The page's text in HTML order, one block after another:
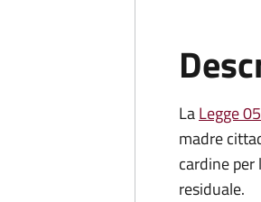
LaLegge
madre
cardine
residuale.